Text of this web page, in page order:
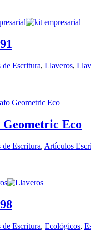
Escritura, Llaveros,
Eco
Escritura, Artículos
Escritura, Ecológicos,